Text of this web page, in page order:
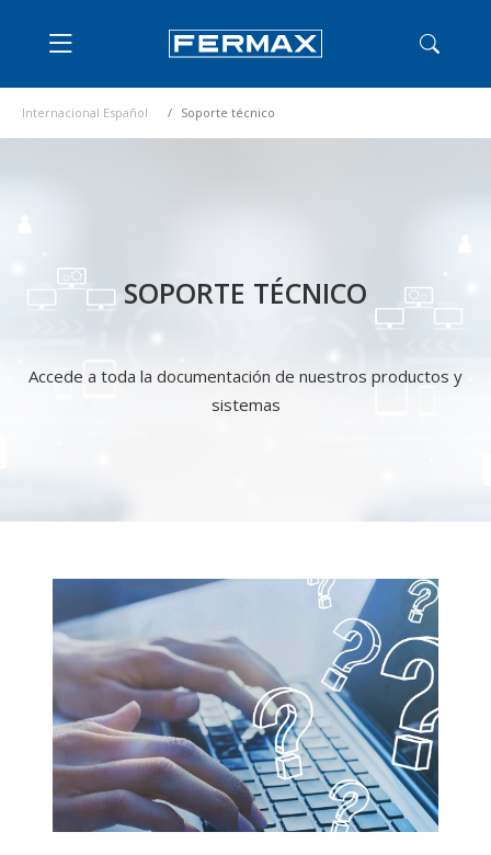
Internacional Español Soporte técnico
SOPORTE TÉCNICO
Accede a toda la documentación de nuestros productos y
sistemas